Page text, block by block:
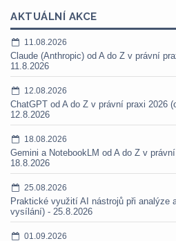
AKTUÁLNÍ AKCE
11.08.2026
Claude (Anthropic) od A do Z v právní
11.8.2026
12.08.2026
ChatGPT od A do Z v právní praxi 2026
12.8.2026
18.08.2026
Gemini a NotebookLM od A do Z v
18.8.2026
25.08.2026
Praktické využití AI nástrojů při analýze
vysílání) - 25.8.2026
01.09.2026